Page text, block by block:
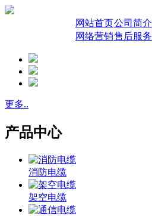
网站首页公司简介
网络营销售后服务
更多..
产品中心
消防电缆
架空电缆